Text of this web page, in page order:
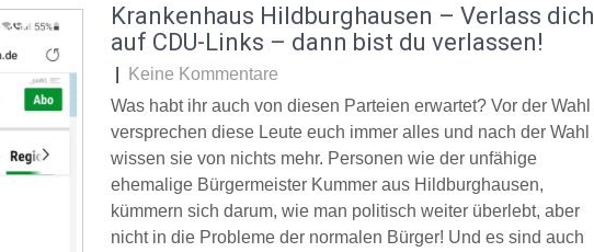
Krankenhaus Hildburghausen – Verlass dich
auf CDU-Links – dann bist du verlassen!
Keine Kommentare
Was habt ihr auch von diesen Parteien erwartet? Vor der Wahl
versprechen diese Leute euch immer alles und nach der Wahl
wissen sie von nichts mehr. Personen wie der unfähige
ehemalige Bürgermeister Kummer aus Hildburghausen,
kümmern sich darum, wie man politisch weiter überlebt, aber
nicht in die Probleme der normalen Bürger! Und es sind auch